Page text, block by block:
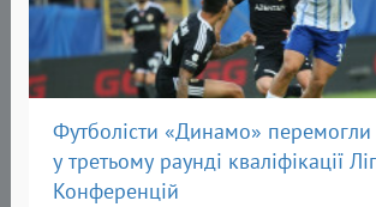
Футболісти «Динамо»
у третьому раунді кваліфікації
Конференцій